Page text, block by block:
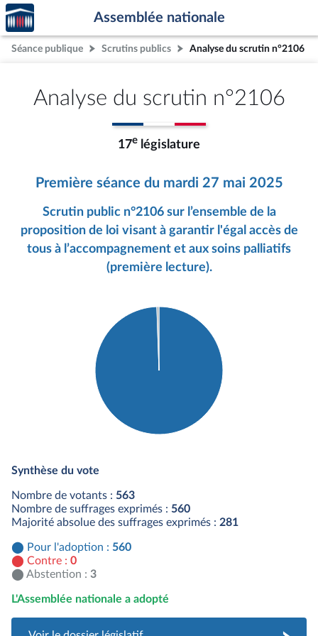
Aller au contenu
Aller en bas de la page
Accèder
à la
page
d'accueil
Assemblée nationale
Séance publique Scrutins publics Analyse du scrutin n°2106
Analyse du scrutin n°2106
17e législature
Première séance du mardi 27 mai 2025
Scrutin public n°2106 sur l’ensemble de la
proposition de loi visant à garantir l'égal accès de
tous à l’accompagnement et aux soins palliatifs
(première lecture).
Synthèse du vote
Nombre de votants : 563
Nombre de suffrages exprimés : 560
Majorité absolue des suffrages exprimés : 281
Pour l'adoption : 560
Contre : 0
Abstention : 3
L'Assemblée nationale a adopté